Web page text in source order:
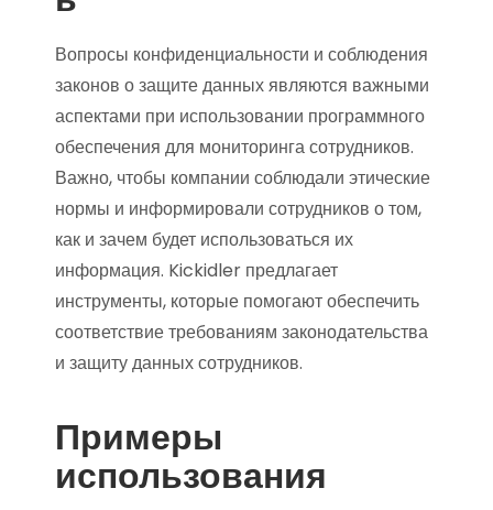
Вопросы конфиденциальности и соблюдения
законов о защите данных являются важными
аспектами при использовании программного
обеспечения для мониторинга сотрудников.
Важно, чтобы компании соблюдали этические
нормы и информировали сотрудников о том,
как и зачем будет использоваться их
информация. Kickidler предлагает
инструменты, которые помогают обеспечить
соответствие требованиям законодательства
и защиту данных сотрудников.
Примеры
использования